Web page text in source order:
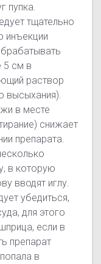
пупка.
тщательно
инъекции
5 см в
раствор
высыхания).
в месте
снижает
препарата.
в которую
вводят иглу.
убедиться,
для этого
если в
препарат
в